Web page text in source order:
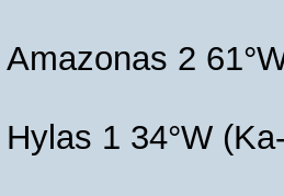
Amazonas 2
Hylas 1 34°W